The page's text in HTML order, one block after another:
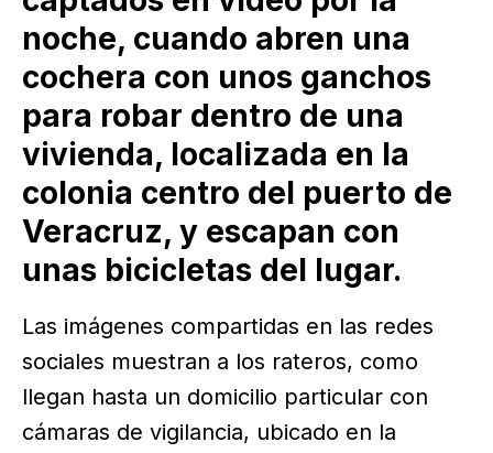
noche, cuando abren una
cochera con unos ganchos
para robar dentro de una
vivienda, localizada en la
colonia centro del puerto de
Veracruz, y escapan con
unas bicicletas del lugar.
Las imágenes compartidas en las redes
sociales muestran a los rateros, como
llegan hasta un domicilio particular con
cámaras de vigilancia, ubicado en la